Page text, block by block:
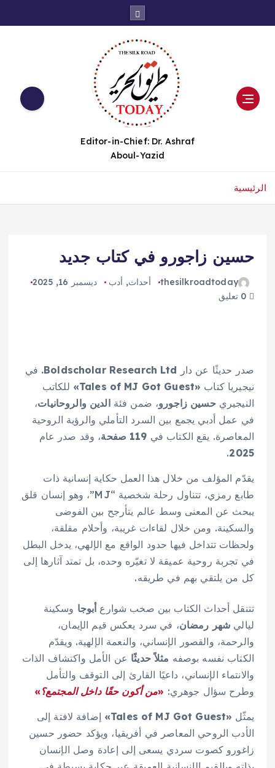
ت
Editor-in-Chief: Dr. Ashraf
Aboul-Yazid
الرئيسية
حسين زاجورو في كتاب جديد
thesilkroadtoday أحداث, أدب
ديسمبر 16, 2025
صدر حديثًا عن دار Boldscholar Research Ltd. في
نيجيريا كتاب «Tales of MJ Got Guest»
للكاتب
النيجيريحسين زاجورو، ضمن فئة الدين والروحانيات،
في عمل أدبي يجمع بين السرد التأملي والرؤية الروحية
المعاصرة. يقع الكتاب في 119 صفحة
، وقد صدر عام
2025
.
يقدّم المؤلف من خلال هذا العمل حكاية إنسانية ذات
طابع رمزي، تتناول رحلة شخصية “MJ”، وهو إنسان قلق
يبحث عن المعنى وسط عالم يتأرجح بين الفوضى
والسكينة. ومن خلال لقاءات غريبة، وأحلام مقلقة،
ولحظات تتداخل فيها حدود الواقع مع الإلهي، يدخل البطل
في تجربة روحية عميقة لا تغيّره وحده، بل تمتد آثارها إلى
كل من يلتقي بهم في طريقه.
تتنقل أحداث الكتاب بين صخب شوارعأبوجا وسكينة
ليالي شهر رمضان، في سرد يعكس قيم الإيمان،
والرحمة، والقصور الإنساني، والنعمة الإلهية. ويقدّم
الكتاب نفسه بوصفه مثلاً حديثًا عن الأمل واكتشاف الذات
والانتماء الإنساني، داعيًا القارئ إلى التوقف والتأمل
وطرح سؤال جوهري: «من أكون حقًا داخل المجتمع؟»
يمثّل «Tales of MJ Got Guest»
إضافة لافتة إلى
الأدب الروحي المعاصر في أفريقيا، ويؤكد حضور حسين
زاغورو كصوت سردي يسعى إلى إعادة وصل الإنسان